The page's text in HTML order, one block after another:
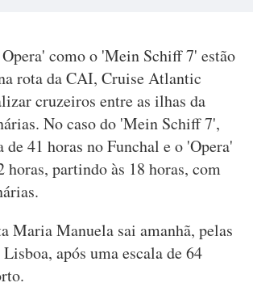
como o 'Mein Schiff 7' estão
rota da CAI, Cruise Atlantic
cruzeiros entre as ilhas da
No caso do 'Mein Schiff 7',
de 41 horas no Funchal e o 'Opera'
horas, partindo às 18 horas, com
Maria Manuela sai amanhã, pelas
após uma escala de 64